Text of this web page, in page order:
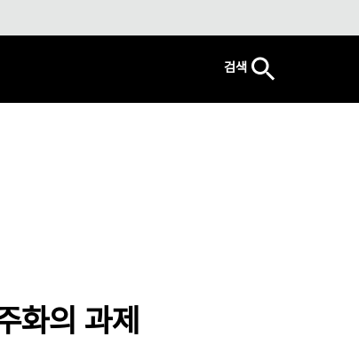
검색
화의 과제